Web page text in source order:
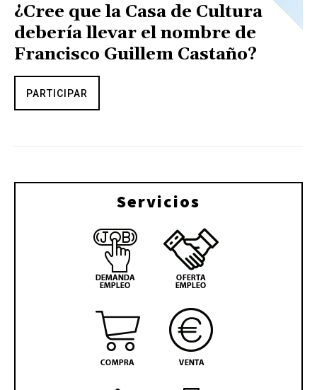
¿Cree que la Casa de Cultura
debería llevar el nombre de
Francisco Guillem Castaño?
PARTICIPAR
Servicios